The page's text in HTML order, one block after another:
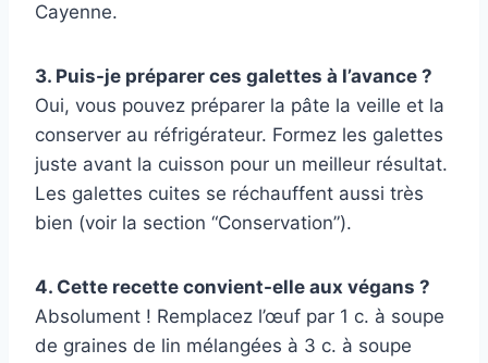
Cayenne.
3. Puis-je préparer ces galettes à l’avance ?
Oui, vous pouvez préparer la pâte la veille et la
conserver au réfrigérateur. Formez les galettes
juste avant la cuisson pour un meilleur résultat.
Les galettes cuites se réchauffent aussi très
bien (voir la section “Conservation”).
4. Cette recette convient-elle aux végans ?
Absolument ! Remplacez l’œuf par 1 c. à soupe
de graines de lin mélangées à 3 c. à soupe